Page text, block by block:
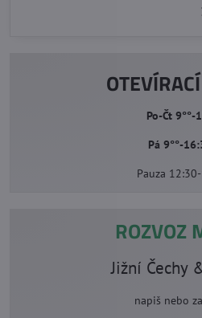
Po-Čt 9°°-
Pá 9°°-
Pauza
ROZVOZ
Jižní Čechy
napiš nebo